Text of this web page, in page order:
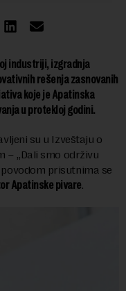
industriji, izgradnja
rešenja zasnovanih
koje je Apatinska
u protekloj godini.
su u Izveštaju o
– „Dali smo održivu
prisutnima se
Apatinske pivare.